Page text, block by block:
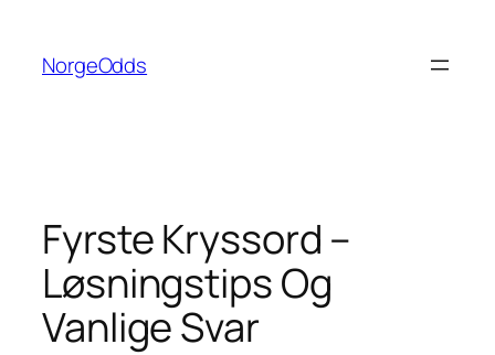
innhold
NorgeOdds
Fyrste Kryssord –
Løsningstips Og
Vanlige Svar